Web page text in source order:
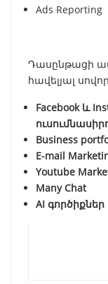
Ads Reporting​
Դասընթացի
հավելյալ
Facebook և
Business
E-mail
Youtube
Many Chat
AI գործիքներ